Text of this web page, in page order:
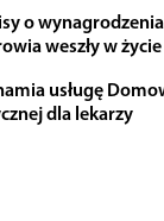
o
weszły w życie
usługę
dla lekarzy